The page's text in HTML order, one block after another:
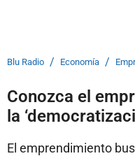
Blu Radio / Economía /
Conozca el
la
El emprendimiento